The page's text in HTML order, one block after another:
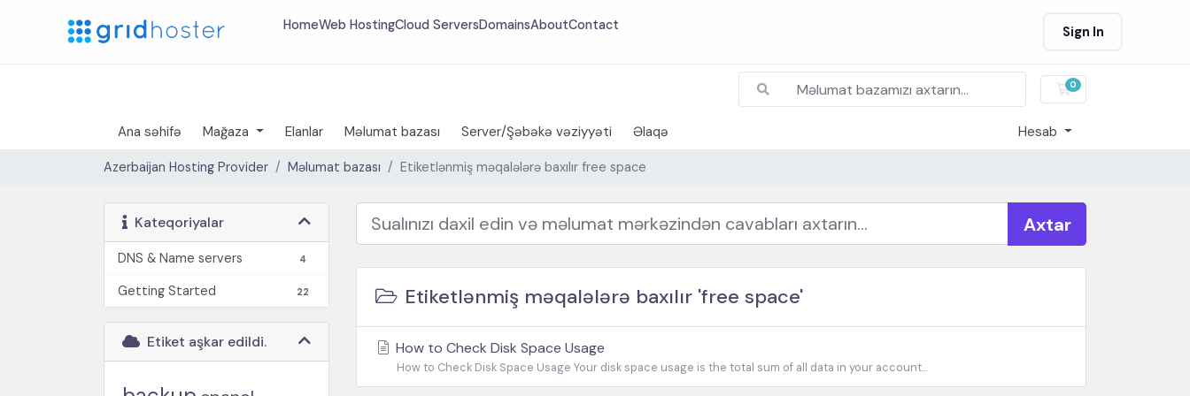
HomeWeb HostingCloud ServersDomainsAboutContact Sign In
0
Səbət
Ana səhifə Mağaza Elanlar Məlumat bazası Server/Şəbəkə vəziyyəti Əlaqə Hesab
Azerbaijan Hosting Provider Məlumat bazası Etiketlənmiş məqalələrə baxılır free space
Kateqoriyalar
DNS & Name servers 4
Getting Started 22
Etiket aşkar edildi.
Axtar
Etiketlənmiş məqalələrə baxılır 'free space'
How to Check Disk Space Usage
How to Check Disk Space Usage Your disk space usage is the total sum of all data in your account...